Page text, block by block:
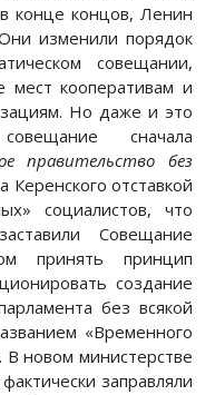
конце концов, Ленин
изменили порядок
совещании,
кооперативам и
Но даже и это
сначала
правительство без
Керенского отставкой
социалистов, что
Совещание
принять принцип
создание
без всякой
«Временного
В новом министерстве
заправляли